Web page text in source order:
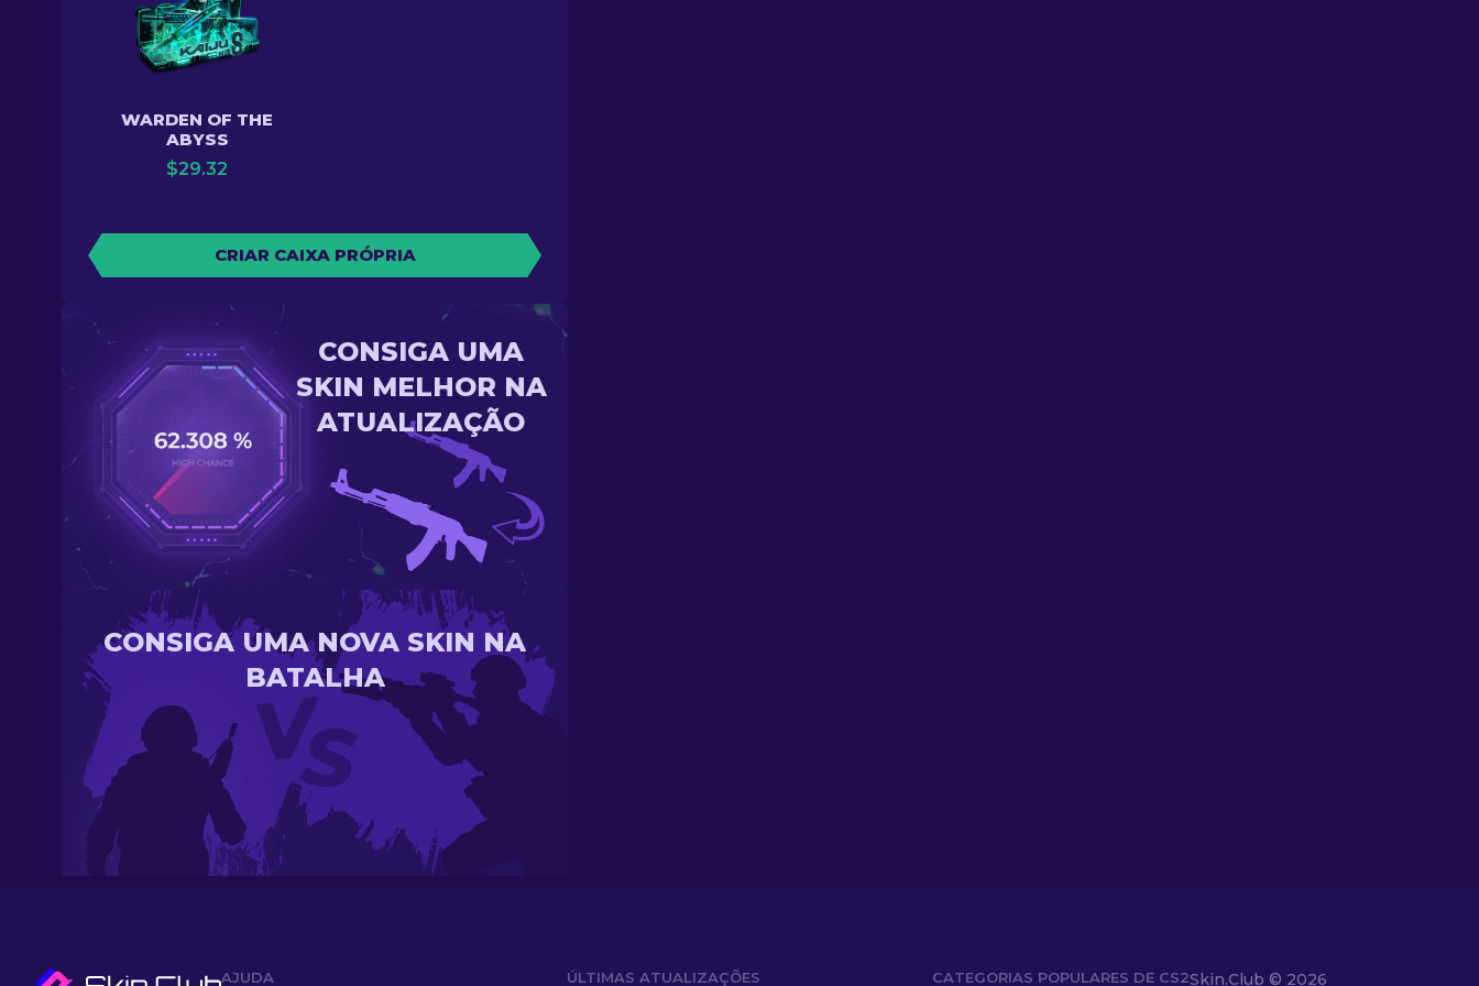
WARDEN OF THE
ABYSS
$29.32
CRIAR CAIXA PRÓPRIA
CONSIGA UMA
SKIN MELHOR NA
ATUALIZAÇÃO
CONSIGA UMA NOVA SKIN NA
BATALHA
AJUDA ÚLTIMAS ATUALIZAÇÕES CATEGORIAS POPULARES DE CS2Skin.Club © 2026